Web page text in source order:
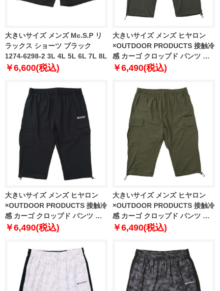
大きいサイズ メンズ Mc.S.P リ
ラックス ショーツ ブラック
1274-6298-2 3L 4L 5L 6L 7L 8L
￥6,600(税込)
大きいサイズ メンズ ヒヤロン
×OUTDOOR PRODUCTS 接触冷
感 カーゴ クロップド パンツ チ
ャコール 1274-6270-1 3L 4L 5L
￥6,490(税込)
大きいサイズ メンズ ヒヤロン
×OUTDOOR PRODUCTS 接触冷
感 カーゴ クロップド パンツ ブ
ラック 1274-6270-2 3L 4L 5L
￥6,490(税込)
大きいサイズ メンズ ヒヤロン
×OUTDOOR PRODUCTS 接触冷
感 カーゴ クロップド パンツ カ
ーキ 1274-6270-3 3L 4L 5L 6L
￥6,490(税込)